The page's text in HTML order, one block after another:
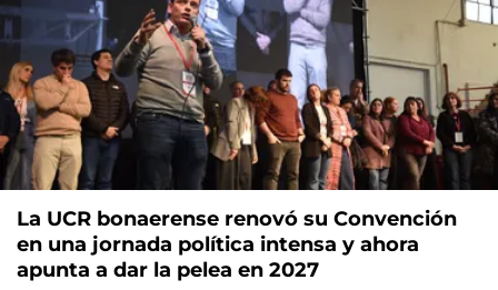
La UCR bonaerense renovó su Convención
en una jornada política intensa y ahora
apunta a dar la pelea en 2027